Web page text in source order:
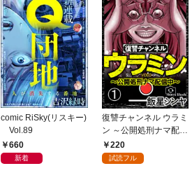
comic RiSky(リスキー)
Vol.89
660
新着
復讐チャンネル ウラミ
ン ～公開処刑ナマ配信
中～（分冊版） 【第
1話】
220
試読フル